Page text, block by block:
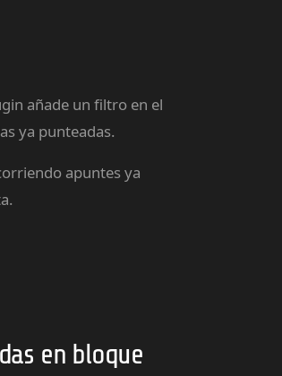
añade un filtro en el
ya punteadas.
apuntes ya
en bloque